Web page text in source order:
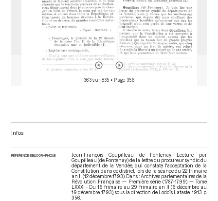
363 sur 835 • Page 356
Infos
RÉFÉRENCE BIBLIOGRAPHIQUE
Jean-François Goupilleau de Fontenay. Lecture par
Goupilleau (de Fontenay) de la lettre du procureur syndic du
département de la Vendée, qui constate l'acceptation de la
Constitution dans ce district, lors de la séance du 22 frimaire
an II (12 décembre 1793). Dans : Archives parlementaires de la
Révolution Française — Première série (1787-1799) — Tome
LXXXI - Du 16 frimaire au 29 frimaire an II (6 décembre au
19 décembre 1793), sous la direction de Lodoïs Lataste. 1913. p.
356.